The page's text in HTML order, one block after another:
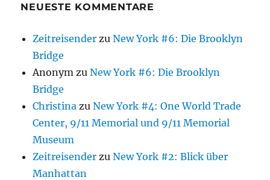
NEUESTE KOMMENTARE
Zeitreisender zuNew York #6: Die Brooklyn
Bridge
Anonym zuNew York #6: Die Brooklyn
Bridge
Christina zuNew York #4: One World Trade
Center, 9/11 Memorial und 9/11 Memorial
Museum
Zeitreisender zuNew York #2: Blick über
Manhattan